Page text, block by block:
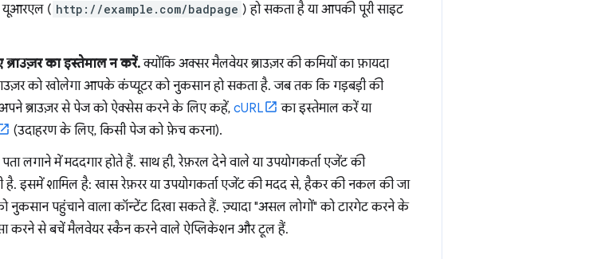
यूआरएल ( http://example.com/badpage ) हो सकता है या आपकी पूरी साइट
का इस्तेमाल न करें.क्योंकि अक्सर मैलवेयर ब्राउज़र की कमियों का फ़ायदा
को खोलेगा आपके कंप्यूटर को नुकसान हो सकता है. जब तक कि गड़बड़ी की
अपने ब्राउज़र से पेज को ऐक्सेस करने के लिए कहें, cURL
का इस्तेमाल करें या
(उदाहरण के लिए, किसी पेज को फ़ेच करना).
लगाने में मददगार होते हैं. साथ ही, रेफ़रल देने वाले या उपयोगकर्ता एजेंट की
है. इसमें शामिल है: खास रेफ़रर या उपयोगकर्ता एजेंट की मदद से, हैकर की नकल की जा
नुकसान पहुंचाने वाला कॉन्टेंट दिखा सकते हैं. ज़्यादा "असल लोगों" को टारगेट करने के
करने से बचें मैलवेयर स्कैन करने वाले ऐप्लिकेशन और टूल हैं.